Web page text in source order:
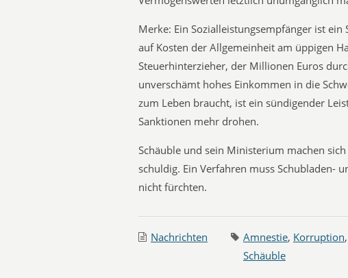
Merke: Ein Sozialleistungsempfänger ist
auf Kosten der Allgemeinheit am üppigen
Steuerhinterzieher, der Millionen Euros
unverschämt hohes Einkommen in die
zum Leben braucht, ist ein sündigender
Sanktionen mehr drohen.
Schäuble und sein Ministerium machen
schuldig. Ein Verfahren muss Schubladen-
nicht fürchten.
Nachrichten Amnestie, Korruption,
Schäuble